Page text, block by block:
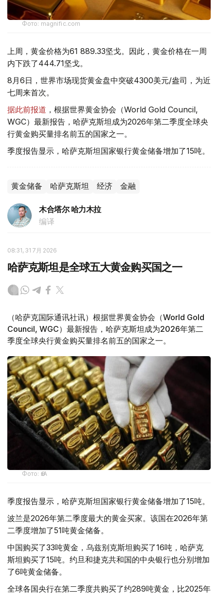
Фото: magnific.com
上周，黄金价格为61 889.33坚戈。因此，黄金价格在一周
内下跌了444.71坚戈。
8月6日，世界市场现货黄金盘中突破4300美元/盎司，为近
七周来首次。
据此前报道 ，根据世界黄金协会（World Gold Council,
WGC）最新报告，哈萨克斯坦成为2026年第二季度全球央
行黄金购买量排名前五的国家之一。
季度报告显示，哈萨克斯坦国家银行黄金储备增加了15吨。
黄金储备 哈萨克斯坦 经济 金融
木合塔尔 哈力木拉
编译
08:31, 31 7月 2026
哈萨克斯坦是全球五大黄金购买国之一
（哈萨克国际通讯社讯）根据世界黄金协会（World Gold
Council, WGC）最新报告，哈萨克斯坦成为2026年第二
季度全球央行黄金购买量排名前五的国家之一。
Фото: ӨзА
季度报告显示，哈萨克斯坦国家银行黄金储备增加了15吨。
波兰是2026年第二季度最大的黄金买家。该国在2026年第
二季度增加了51吨黄金储备。
中国购买了33吨黄金，乌兹别克斯坦购买了16吨，哈萨克
斯坦购买了15吨。约旦和捷克共和国的中央银行也分别增加
了6吨黄金储备。
全球各国央行在第二季度共购买了约289吨黄金，比2025年